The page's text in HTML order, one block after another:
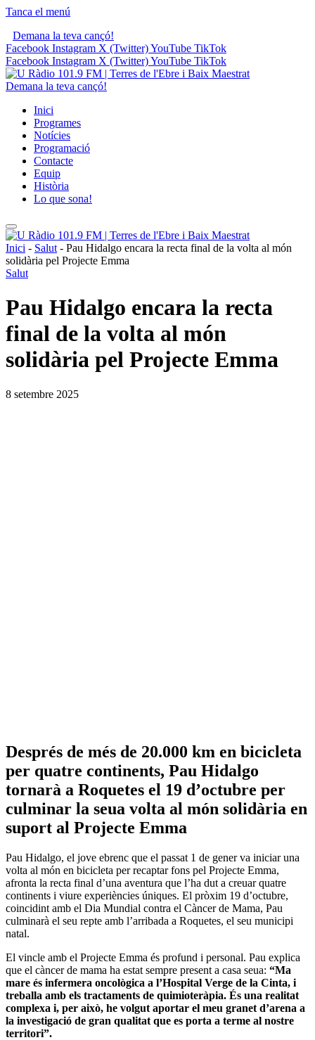
Tanca el menú
Demana la teva cançó!
Facebook Instagram X (Twitter)YouTube TikTok
Facebook Instagram X (Twitter)YouTube TikTok
Demana la teva cançó!
Inici
Programes
Notícies
Programació
Contacte
Equip
Història
Lo que sona!
Inici - Salut - Pau Hidalgo encara la recta final de la volta al món
solidària pel Projecte Emma
Salut
Pau Hidalgo encara la recta
final de la volta al món
solidària pel Projecte Emma
8 setembre 2025
Després de més de 20.000 km en bicicleta
per quatre continents, Pau Hidalgo
tornarà a Roquetes el 19 d’octubre per
culminar la seua volta al món solidària en
suport al Projecte Emma
Pau Hidalgo, el jove ebrenc que el passat 1 de gener va iniciar una
volta al món en bicicleta per recaptar fons pel Projecte Emma,
afronta la recta final d’una aventura que l’ha dut a creuar quatre
continents i viure experiències úniques. El pròxim 19 d’octubre,
coincidint amb el Dia Mundial contra el Càncer de Mama, Pau
culminarà el seu repte amb l’arribada a Roquetes, el seu municipi
natal.
El vincle amb el Projecte Emma és profund i personal. Pau explica
que el càncer de mama ha estat sempre present a casa seua: “Ma
mare és infermera oncològica a l’Hospital Verge de la Cinta, i
treballa amb els tractaments de quimioteràpia. És una realitat
complexa i, per això, he volgut aportar el meu granet d’arena a
la investigació de gran qualitat que es porta a terme al nostre
territori”.